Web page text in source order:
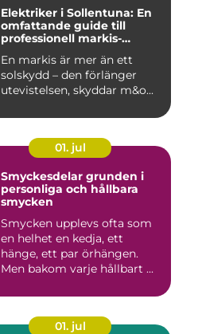
Elektriker i Sollentuna: En
omfattande guide till
professionell markis-
En markis är mer än ett
solskydd – den förlänger
utevistelsen, skyddar m&o...
01. jul
Smyckesdelar grunden i
personliga och hållbara
smycken
Smycken upplevs ofta som
en helhet en kedja, ett
hänge, ett par örhängen.
Men bakom varje hållbart ...
01. jul